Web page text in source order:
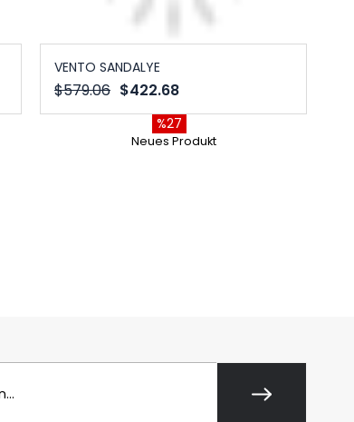
VENTO SANDALYE
$422.68
$579.06
%27
Neues Produkt